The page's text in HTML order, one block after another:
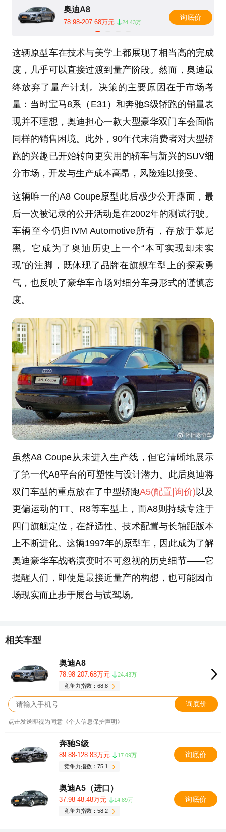
奥迪A8
78.98-207.68万元 24.43万
询底价
这辆原型车在技术与美学上都展现了相当高的完成
度，几乎可以直接过渡到量产阶段。然而，奥迪最
终放弃了量产计划。决策的主要原因在于市场考
量：当时宝马8系（E31）和奔驰S级轿跑的销量表
现并不理想，奥迪担心一款大型豪华双门车会面临
同样的销售困境。此外，90年代末消费者对大型轿
跑的兴趣已开始转向更实用的轿车与新兴的SUV细
分市场，开发与生产成本高昂，风险难以接受。
这辆唯一的A8 Coupe原型此后极少公开露面，最
后一次被记录的公开活动是在2002年的测试行驶。
车辆至今仍归IVM Automotive所有，存放于慕尼
黑。它成为了奥迪历史上一个“本可实现却未实
现”的注脚，既体现了品牌在旗舰车型上的探索勇
气，也反映了豪华车市场对细分车身形式的谨慎态
度。
虽然A8 Coupe从未进入生产线，但它清晰地展示
了第一代A8平台的可塑性与设计潜力。此后奥迪将
双门车型的重点放在了中型轿跑A5(配置 |询价)以及
更偏运动的TT、R8等车型上，而A8则持续专注于
四门旗舰定位，在舒适性、技术配置与长轴距版本
上不断进化。这辆1997年的原型车，因此成为了解
奥迪豪华车战略演变时不可忽视的历史细节——它
提醒人们，即使是最接近量产的构想，也可能因市
场现实而止步于展台与试驾场。
相关车型
奥迪A8
78.98-207.68万元
24.43万
竞争力指数：68.8
询底价
点击发送即视为同意《个人信息保护声明》
奔驰S级
89.88-128.83万元
17.09万
竞争力指数：75.1
询底价
奥迪A5（进口）
37.98-48.48万元
14.89万
竞争力指数：58.2
询底价